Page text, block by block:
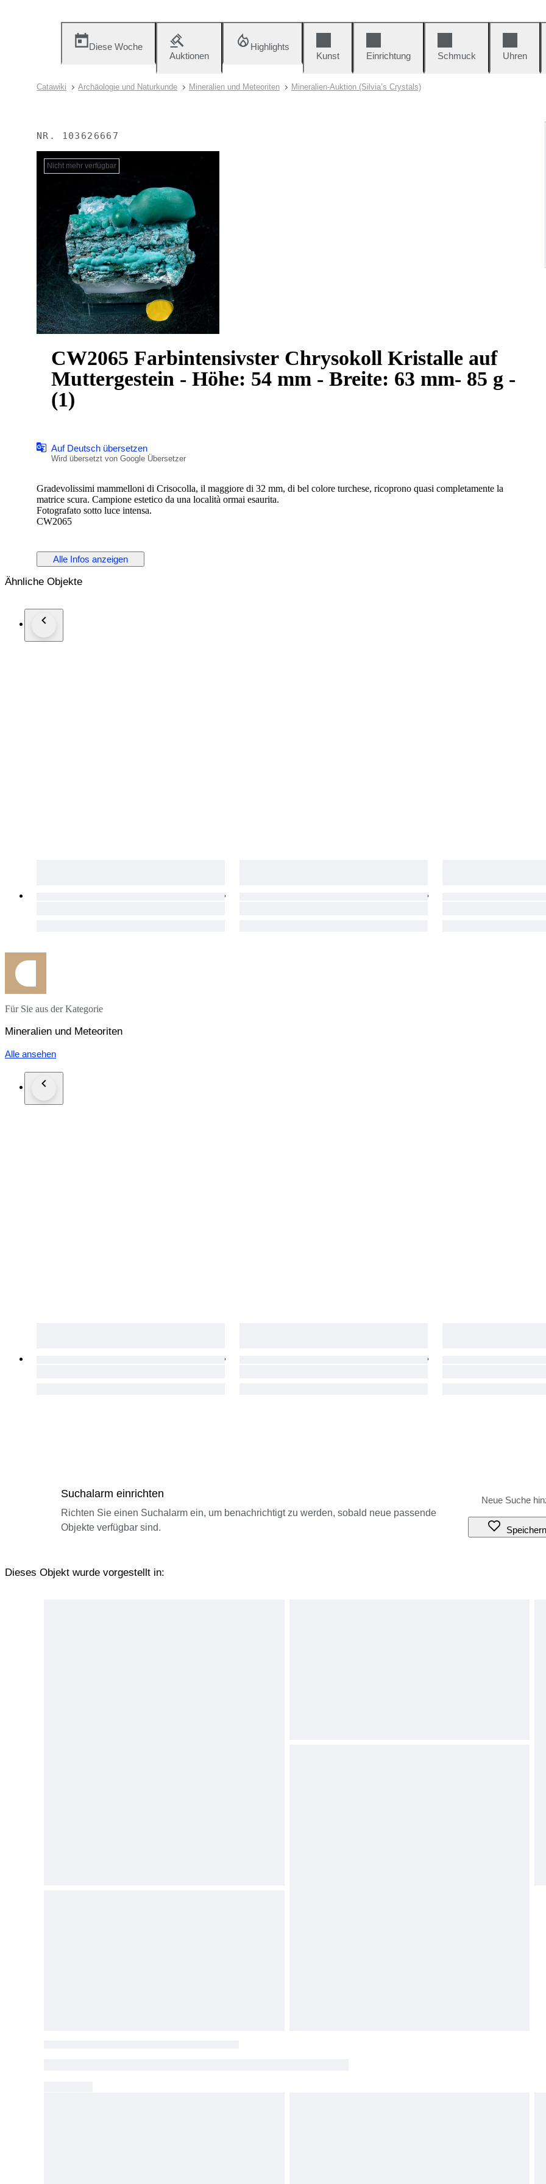
Diese Woche
Auktionen
Highlights
Kunst
Einrichtung Schmuck Uhren
Catawiki Archäologie und Naturkunde Mineralien und Meteoriten Mineralien-Auktion (Silvia’s Crystals)
NR. 103626667
Nicht mehr verfügbar
CW2065 Farbintensivster Chrysokoll Kristalle auf
Muttergestein - Höhe: 54 mm - Breite: 63 mm- 85 g -
(1)
Auf Deutsch übersetzen
Wird übersetzt von Google Übersetzer
Gradevolissimi mammelloni di Crisocolla, il maggiore di 32 mm, di bel colore turchese, ricoprono quasi completamente la
matrice scura. Campione estetico da una località ormai esaurita.
Fotografato sotto luce intensa.
CW2065
Alle Infos anzeigen
Ähnliche Objekte
Für Sie aus der Kategorie
Mineralien und Meteoriten
Alle ansehen
Suchalarm einrichten
Richten Sie einen Suchalarm ein, um benachrichtigt zu werden, sobald neue passende
Objekte verfügbar sind.
Speichern
Dieses Objekt wurde vorgestellt in: